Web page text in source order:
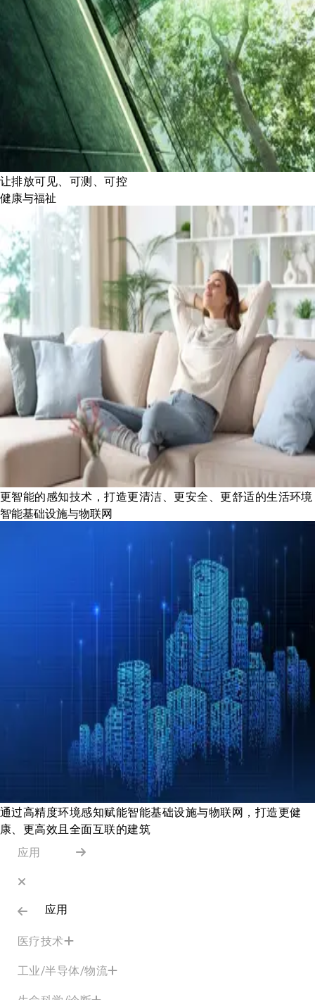
让排放可见、可测、可控
健康与福祉
更智能的感知技术，打造更清洁、更安全、更舒适的生活环境
智能基础设施与物联网
通过高精度环境感知赋能智能基础设施与物联网，打造更健
康、更高效且全面互联的建筑
应用
应用
医疗技术
工业/半导体/物流